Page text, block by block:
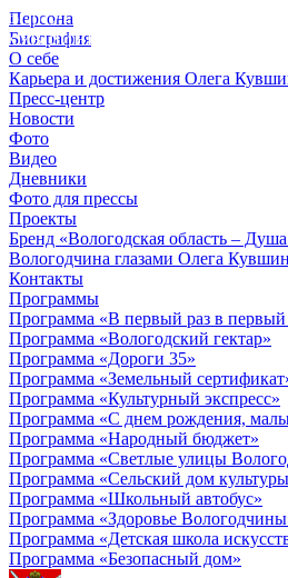
Персона
Биография
О себе
Карьера и достижения Олега
Пресс-центр
Новости
Фото
Видео
Дневники
Фото для прессы
Проекты
Бренд «Вологодская область –
Вологодчина глазами Олега
Контакты
Программы
Программа «В первый раз в первый
Программа «Вологодский гектар»
Программа «Дороги 35»
Программа «Земельный
Программа «Культурный экспресс»
Программа «С днем рождения,
Программа «Народный бюджет»
Программа «Светлые улицы
Программа «Сельский дом
Программа «Школьный автобус»
Программа «Здоровье
Программа «Детская школа
Программа «Безопасный дом»
© 2012 - 2023,
КУВШИННИКОВ О.А.